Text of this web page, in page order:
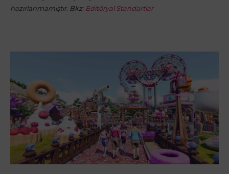
hazırlanmamıştır. Bkz: Editöryal Standartlar